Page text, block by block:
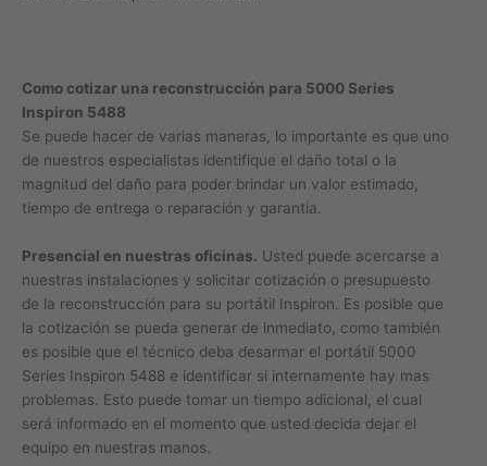
Como cotizar una reconstrucción para 5000 Series
Inspiron 5488
Se puede hacer de varias maneras, lo importante es que uno
de nuestros especialistas identifique el daño total o la
magnitud del daño para poder brindar un valor estimado,
tiempo de entrega o reparación y garantía.
Presencial en nuestras oficinas. Usted puede acercarse a
nuestras instalaciones y solicitar cotización o presupuesto
de la reconstrucción para su portátil Inspiron. Es posible que
la cotización se pueda generar de inmediato, como también
es posible que el técnico deba desarmar el portátil 5000
Series Inspiron 5488 e identificar si internamente hay mas
problemas. Esto puede tomar un tiempo adicional, el cual
será informado en el momento que usted decida dejar el
equipo en nuestras manos.